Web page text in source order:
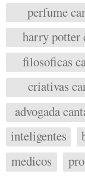
perfume
harry potter
filosoficas
criativas
advogada
inteligentes
medicos